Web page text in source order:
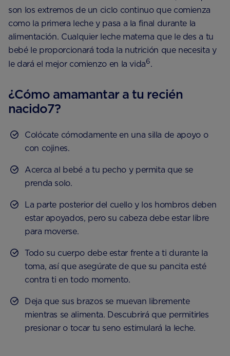
son los extremos de un ciclo continuo que comienza
como la primera leche y pasa a la final durante la
alimentación. Cualquier leche materna que le des a tu
bebé le proporcionará toda la nutrición que necesita y
le dará el mejor comienzo en la vida6.
¿Cómo amamantar a tu recién
nacido7?
Colócate cómodamente en una silla de apoyo o
con cojines.
Acerca al bebé a tu pecho y permita que se
prenda solo.
La parte posterior del cuello y los hombros deben
estar apoyados, pero su cabeza debe estar libre
para moverse.
Todo su cuerpo debe estar frente a ti durante la
toma, así que asegúrate de que su pancita esté
contra ti en todo momento.
Deja que sus brazos se muevan libremente
mientras se alimenta. Descubrirá que permitirles
presionar o tocar tu seno estimulará la leche.